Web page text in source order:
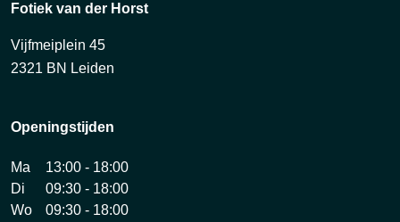
Fotiek van der Horst
Vijfmeiplein 45
2321 BN Leiden
Openingstijden
Ma
13:00 - 18:00
Di
09:30 - 18:00
Wo
09:30 - 18:00